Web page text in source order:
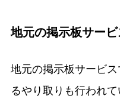
地元の掲示板サー
地元の掲示板サービ
るやり取りも行われ